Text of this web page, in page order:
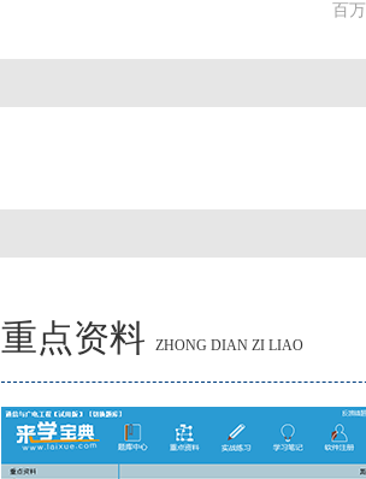
百
重点资料 ZHONG DIAN ZI LIAO